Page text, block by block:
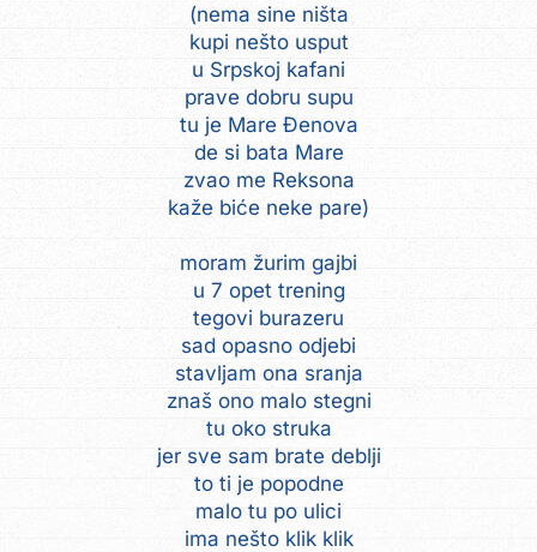
(nema sine ništa
kupi nešto usput
u Srpskoj kafani
prave dobru supu
tu je Mare Đenova
de si bata Mare
zvao me Reksona
kaže biće neke pare)
moram žurim gajbi
u 7 opet trening
tegovi burazeru
sad opasno odjebi
stavljam ona sranja
znaš ono malo stegni
tu oko struka
jer sve sam brate deblji
to ti je popodne
malo tu po ulici
ima nešto klik klik